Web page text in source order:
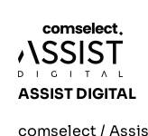
ASSIST DIGITAL
comselect /